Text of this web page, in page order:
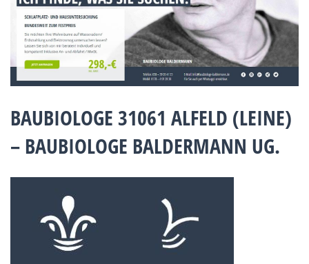
BAUBIOLOGE 31061 ALFELD (LEINE)
– BAUBIOLOGE BALDERMANN UG.